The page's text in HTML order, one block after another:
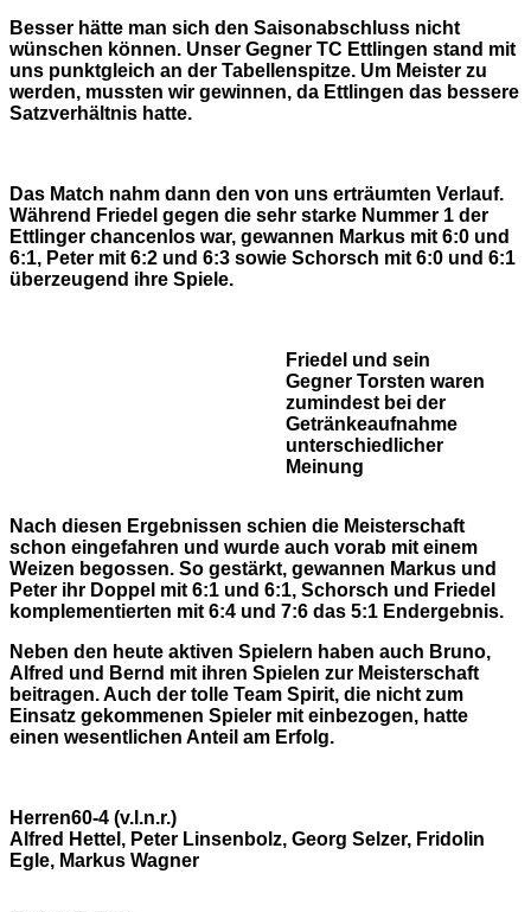
Besser hätte man sich den Saisonabschluss nicht
wünschen können. Unser Gegner TC Ettlingen stand mit
uns punktgleich an der Tabellenspitze. Um Meister zu
werden, mussten wir gewinnen, da Ettlingen das bessere
Satzverhältnis hatte.
Das Match nahm dann den von uns erträumten Verlauf.
Während Friedel gegen die sehr starke Nummer 1 der
Ettlinger chancenlos war, gewannen Markus mit 6:0 und
6:1, Peter mit 6:2 und 6:3 sowie Schorsch mit 6:0 und 6:1
überzeugend ihre Spiele.
Friedel und sein
Gegner Torsten waren
zumindest bei der
Getränkeaufnahme
unterschiedlicher
Meinung
Nach diesen Ergebnissen schien die Meisterschaft
schon eingefahren und wurde auch vorab mit einem
Weizen begossen. So gestärkt, gewannen Markus und
Peter ihr Doppel mit 6:1 und 6:1, Schorsch und Friedel
komplementierten mit 6:4 und 7:6 das 5:1 Endergebnis.
Neben den heute aktiven Spielern haben auch Bruno,
Alfred und Bernd mit ihren Spielen zur Meisterschaft
beitragen. Auch der tolle Team Spirit, die nicht zum
Einsatz gekommenen Spieler mit einbezogen, hatte
einen wesentlichen Anteil am Erfolg.
Herren60-4 (v.l.n.r.)
Alfred Hettel, Peter Linsenbolz, Georg Selzer, Fridolin
Egle, Markus Wagner